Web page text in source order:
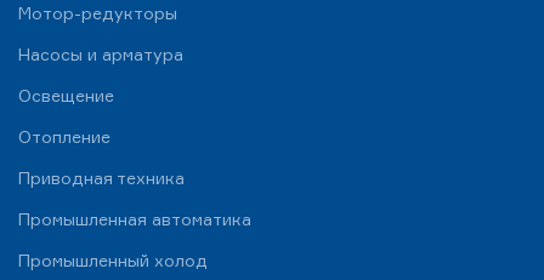
Мотор-редукторы
Насосы и арматура
Освещение
Отопление
Приводная техника
Промышленная автоматика
Промышленный холод